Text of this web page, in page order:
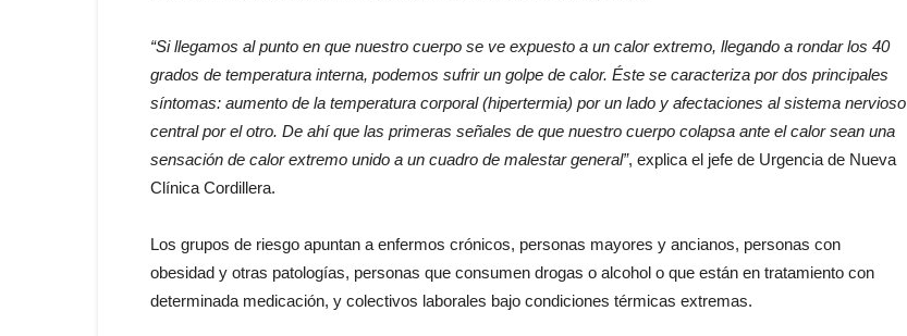
“Si llegamos al punto en que nuestro cuerpo se ve expuesto a un calor extremo, llegando a rondar los 40
grados de temperatura interna, podemos sufrir un golpe de calor. Éste se caracteriza por dos principales
síntomas: aumento de la temperatura corporal (hipertermia) por un lado y afectaciones al sistema nervioso
central por el otro. De ahí que las primeras señales de que nuestro cuerpo colapsa ante el calor sean una
sensación de calor extremo unido a un cuadro de malestar general”, explica el jefe de Urgencia de Nueva
Clínica Cordillera.
Los grupos de riesgo apuntan a enfermos crónicos, personas mayores y ancianos, personas con
obesidad y otras patologías, personas que consumen drogas o alcohol o que están en tratamiento con
determinada medicación, y colectivos laborales bajo condiciones térmicas extremas.